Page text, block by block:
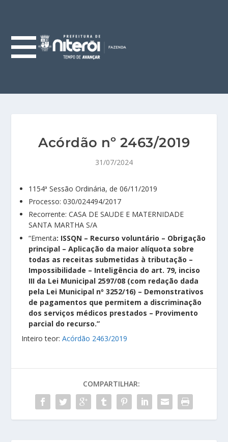
Acórdão nº 2463/2019
31/07/2024
1154ª Sessão Ordinária, de 06/11/2019
Processo: 030/024494/2017
Recorrente: CASA DE SAUDE E MATERNIDADE
SANTA MARTHA S/A
“Ementa: ISSQN – Recurso voluntário – Obrigação
principal – Aplicação da maior alíquota sobre
todas as receitas submetidas à tributação –
Impossibilidade – Inteligência do art. 79, inciso
III da Lei Municipal 2597/08 (com redação dada
pela Lei Municipal nº 3252/16) – Demonstrativos
de pagamentos que permitem a discriminação
dos serviços médicos prestados – Provimento
parcial do recurso.”
Inteiro teor: Acórdão 2463/2019
COMPARTILHAR: